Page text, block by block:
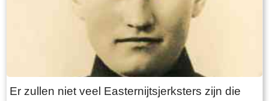
Er zullen niet veel Easternijtsjerksters zijn die